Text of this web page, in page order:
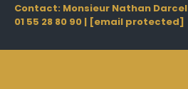
Contact: Monsieur Nathan Darcel
01 55 28 80 90 | [email protected]